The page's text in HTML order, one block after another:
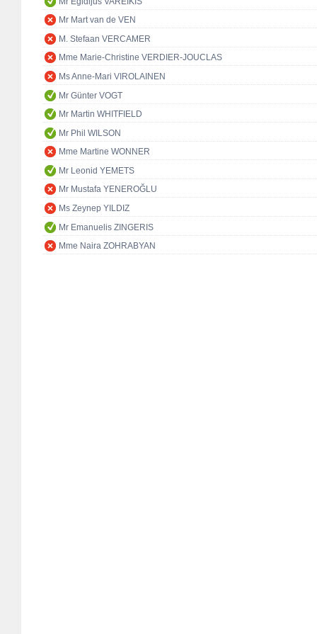
Mr Mart van de VEN
M. Stefaan VERCAMER
Mme Marie-Christine VERDIER-JOUCLAS
Ms Anne-Mari VIROLAINEN
Mr Günter VOGT
Mr Martin WHITFIELD
Mr Phil WILSON
Mme Martine WONNER
Mr Leonid YEMETS
Mr Mustafa YENEROĞLU
Ms Zeynep YILDIZ
Mr Emanuelis ZINGERIS
Mme Naira ZOHRABYAN